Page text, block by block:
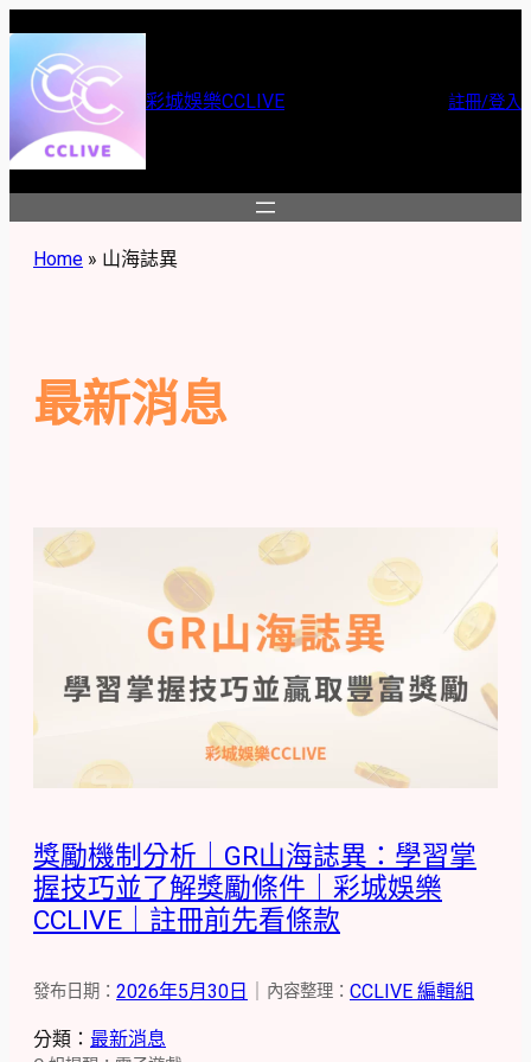
至
容
彩城娛樂CCLIVE 註冊/登入
Home » 山海誌異
最新消息
獎勵機制分析｜GR山海誌異：學習掌
握技巧並了解獎勵條件｜彩城娛樂
CCLIVE｜註冊前先看條款
發布日期： 2026年5月30日 內容整理： CCLIVE 編輯組
分類： 最新消息